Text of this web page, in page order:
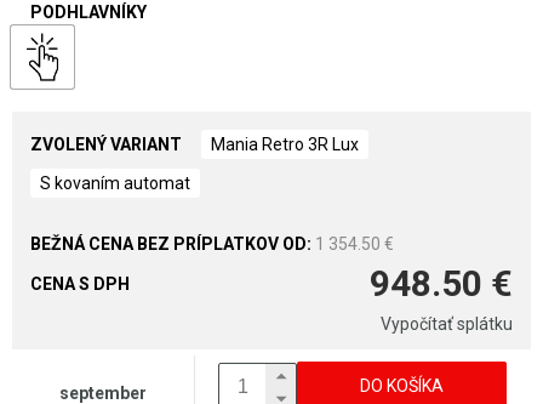
PODHLAVNÍKY
ZVOLENÝ VARIANT
Mania Retro 3R Lux
S kovaním automat
1 354.50 €
948.50 €
CENA S DPH
Vypočítať splátku
september DO KOŠÍKA